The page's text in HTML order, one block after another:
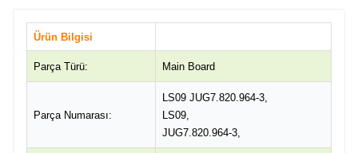
Ürün Bilgisi
Parça Türü: Main Board
Parça Numarası:
LS09 JUG7.820.964-3,
LS09,
JUG7.820.964-3,